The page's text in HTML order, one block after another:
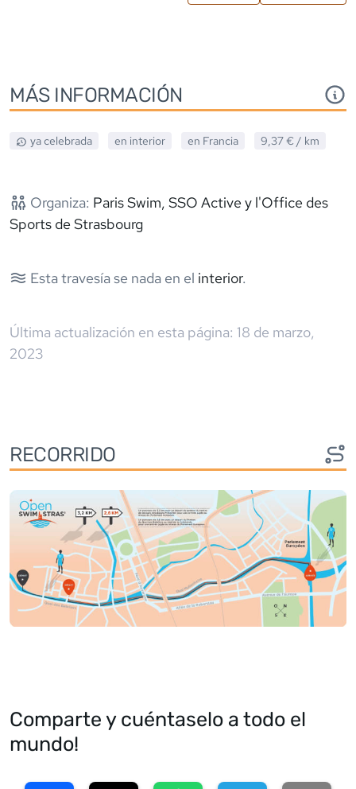
MÁS INFORMACIÓN
ya celebrada en interior en Francia 9,37 € / km
Organiza: Paris Swim, SSO Active y l'Office des
Sports de Strasbourg
Esta travesía se nada en el interior.
Última actualización en esta página: 18 de marzo,
2023
RECORRIDO
Comparte y cuéntaselo a todo el
mundo!